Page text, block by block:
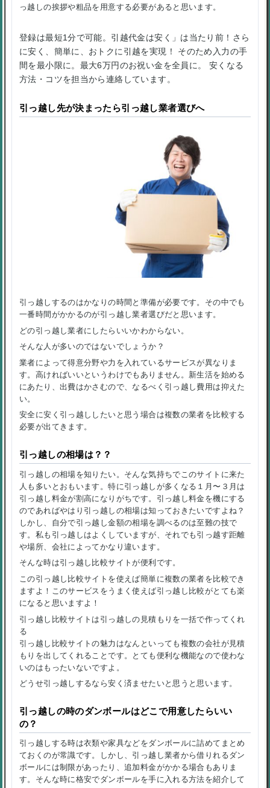
っ越しの挨拶や粗品を用意する必要があると思います。
登録は最短1分で可能。引越代金は安く」は当たり前！さら
に安く、簡単に、おトクに引越を実現！ そのため入力の手
間を最小限に。最大6万円のお祝い金を全員に。 安くなる
方法・コツを担当から連絡しています。
引っ越し先が決まったら引っ越し業者選びへ
引っ越しするのはかなりの時間と準備が必要です。その中でも
一番時間がかかるのが引っ越し業者選びだと思います。
どの引っ越し業者にしたらいいかわからない。
そんな人が多いのではないでしょうか？
業者によって得意分野や力を入れているサービスが異なりま
す。高ければいいというわけでもありません。新生活を始める
にあたり、出費はかさむので、なるべく引っ越し費用は抑えた
い。
安全に安く引っ越ししたいと思う場合は複数の業者を比較する
必要が出てきます。
引っ越しの相場は？？
引っ越しの相場を知りたい。そんな気持ちでこのサイトに来た
人も多いとおもいます。特に引っ越しが多くなる１月〜３月は
引っ越し料金が割高になりがちです。引っ越し料金を機にする
のであればやはり引っ越しの相場は知っておきたいですよね？
しかし、自分で引っ越し金額の相場を調べるのは至難の技で
す。私も引っ越しはよくしていますが、それでも引っ越す距離
や場所、会社によってかなり違います。
そんな時は引っ越し比較サイトが便利です。
この引っ越し比較サイトを使えば簡単に複数の業者を比較でき
ますよ！このサービスをうまく使えば引っ越し比較がとても楽
になると思いますよ！
引っ越し比較サイトは引っ越しの見積もりを一括で作ってくれ
る
引っ越し比較サイトの魅力はなんといっても複数の会社が見積
もりを出してくれることです。とても便利な機能なので使わな
いのはもったいないですよ。
どうせ引っ越しするなら安く済ませたいと思うと思います。
引っ越しの時のダンボールはどこで用意したらいい
の？
引っ越しする時は衣類や家具などをダンボールに詰めてまとめ
ておくのが常識です。しかし、引っ越し業者から借りれるダン
ボールには制限があったり、追加料金がかかる場合もありま
す。そんな時に格安でダンボールを手に入れる方法を紹介して